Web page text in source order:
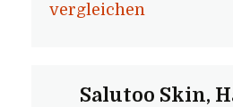
vergleichen
Salutoo Skin,